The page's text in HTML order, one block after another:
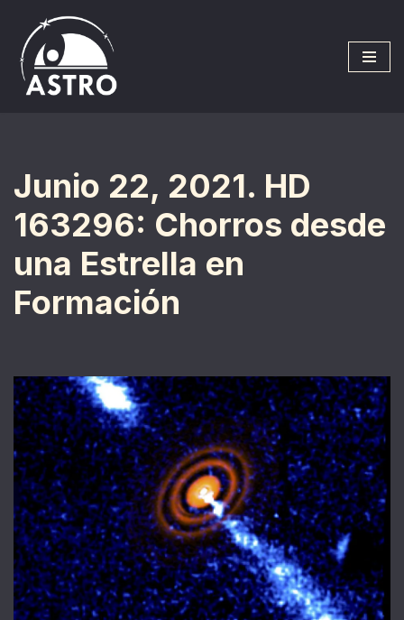
Saltar
al
contenido
Junio 22, 2021. HD
163296: Chorros desde
una Estrella en
Formación